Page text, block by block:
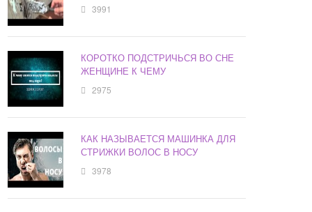
3991
КОРОТКО ПОДСТРИЧЬСЯ ВО СНЕ
ЖЕНЩИНЕ К ЧЕМУ
2975
КАК НАЗЫВАЕТСЯ МАШИНКА ДЛЯ
СТРИЖКИ ВОЛОС В НОСУ
3978